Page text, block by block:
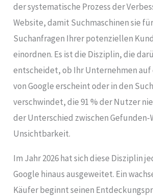
der systematische Prozess der
Website, damit Suchmaschinen sie
Suchanfragen Ihrer potenziellen
einordnen. Es ist die Disziplin, die
entscheidet, ob Ihr Unternehmen
von Google erscheint oder in den
verschwindet, die 91 % der Nutzer
der Unterschied zwischen Gefunden-
Unsichtbarkeit.
Im Jahr 2026 hat sich diese Disziplin
Google hinaus ausgeweitet. Ein
Käufer beginnt seinen